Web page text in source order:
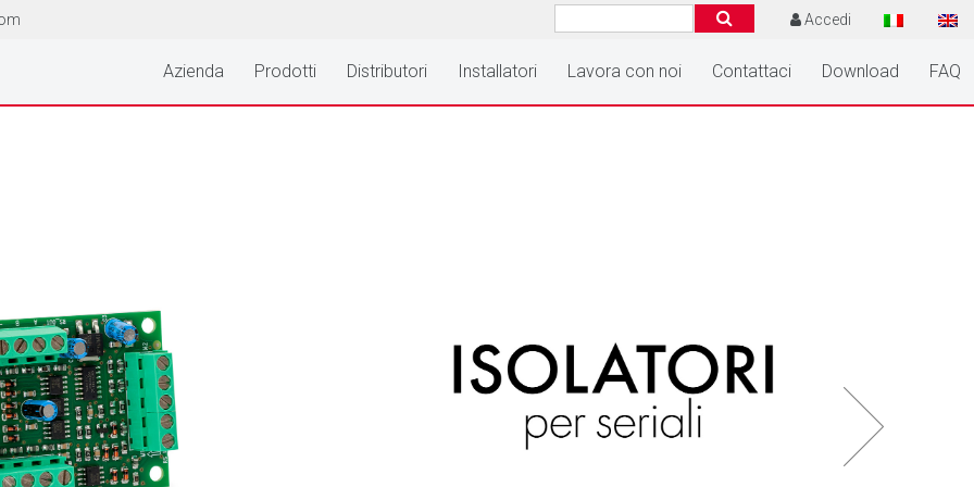
Accedi
Azienda Prodotti Distributori Installatori Lavora con noi Contattaci Download FAQ